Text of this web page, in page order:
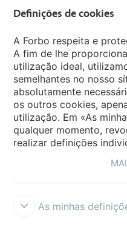
Sites Mundiais
Escolha seu país
Definições de cookies
A Forbo respeita e
A fim de lhe
utilização ideal,
semelhantes no nosso
absolutamente
os outros cookies,
utilização. Em «As
qualquer momento,
realizar definições
As minhas